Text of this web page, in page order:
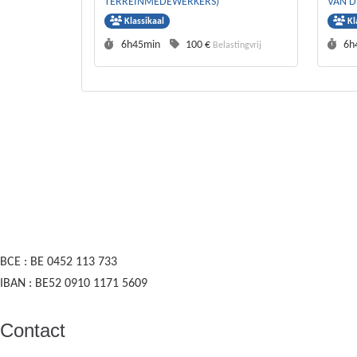
Klassikaal
Duurtijd :
6h45min Prijs :
100 € Belastingvrij
BCE : BE 0452 113 733
IBAN : BE52 0910 1171 5609
Contact